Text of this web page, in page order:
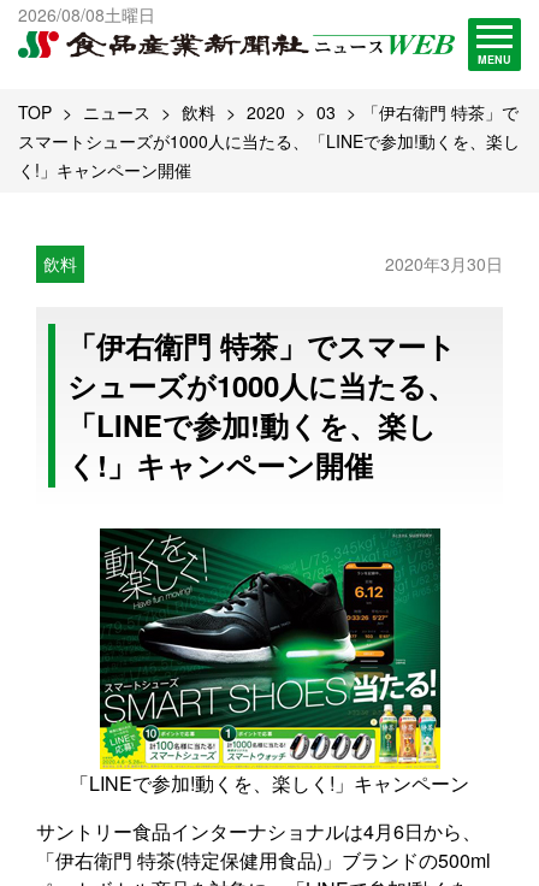
2026/08/08土曜日
MENU
出版物一覧へ
試読・購読申し込み
TOP ニュース 飲料 2020 03
「伊右衛門 特茶」で
スマートシューズが1000人に当たる、「LINEで参加!動くを、楽し
く!」キャンペーン開催
飲料 2020年3月30日
「伊右衛門 特茶」でスマート
シューズが1000人に当たる、
「LINEで参加!動くを、楽し
く!」キャンペーン開催
「LINEで参加!動くを、楽しく!」キャンペーン
サントリー食品インターナショナルは4月6日から、
「伊右衛門 特茶(特定保健用食品)」ブランドの500ml